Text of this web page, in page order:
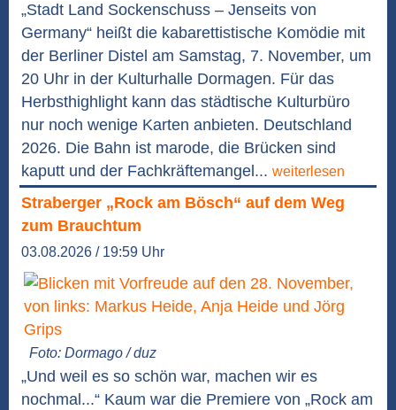
„Stadt Land Sockenschuss – Jenseits von
Germany“ heißt die kabarettistische Komödie mit
der Berliner Distel am Samstag, 7. November, um
20 Uhr in der Kulturhalle Dormagen. Für das
Herbsthighlight kann das städtische Kulturbüro
nur noch wenige Karten anbieten. Deutschland
2026. Die Bahn ist marode, die Brücken sind
kaputt und der Fachkräftemangel... weiterlesen
Straberger „Rock am Bösch“ auf dem Weg
zum Brauchtum
03.08.2026 / 19:59 Uhr
Foto: Dormago / duz
„Und weil es so schön war, machen wir es
nochmal...“ Kaum war die Premiere von „Rock am